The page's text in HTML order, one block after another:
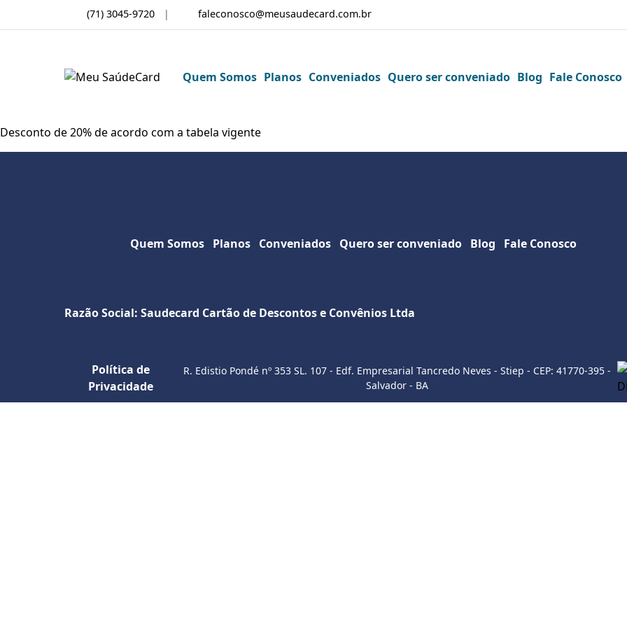
(71) 3045-9720 faleconosco@meusaudecard.com.br
Quem Somos Planos Conveniados Quero ser conveniado Blog Fale Conosco
Como utilizar
Desconto de 20% de acordo com a tabela vigente
Quem Somos Planos Conveniados Quero ser conveniado Blog Fale Conosco
Razão Social: Saudecard Cartão de Descontos e Convênios Ltda
Política de
Privacidade
R. Edistio Pondé nº 353 SL. 107 - Edf. Empresarial Tancredo Neves - Stiep - CEP: 41770-395 -
Salvador - BA